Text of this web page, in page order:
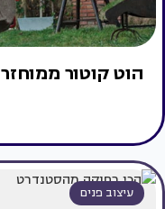
הוט קוטור ממוחזר
עיצוב פנים